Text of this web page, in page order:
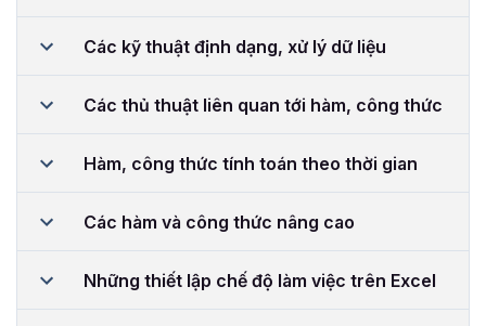
Các kỹ thuật định dạng, xử lý dữ liệu
Các thủ thuật liên quan tới hàm, công thức
Hàm, công thức tính toán theo thời gian
Các hàm và công thức nâng cao
Những thiết lập chế độ làm việc trên Excel